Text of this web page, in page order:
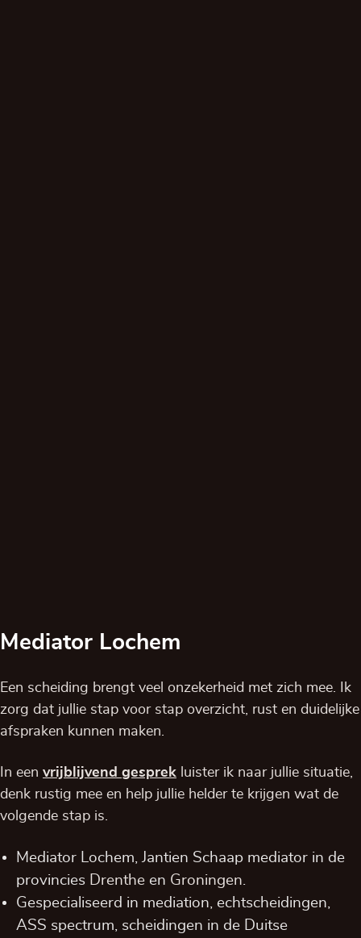
Mediator Lochem
Een scheiding brengt veel onzekerheid met zich mee. Ik
zorg dat jullie stap voor stap overzicht, rust en duidelijke
afspraken kunnen maken.
In een vrijblijvend gesprek luister ik naar jullie situatie,
denk rustig mee en help jullie helder te krijgen wat de
volgende stap is.
Mediator Lochem, Jantien Schaap mediator in de
provincies Drenthe en Groningen.
Gespecialiseerd in mediation, echtscheidingen,
ASS spectrum, scheidingen in de Duitse